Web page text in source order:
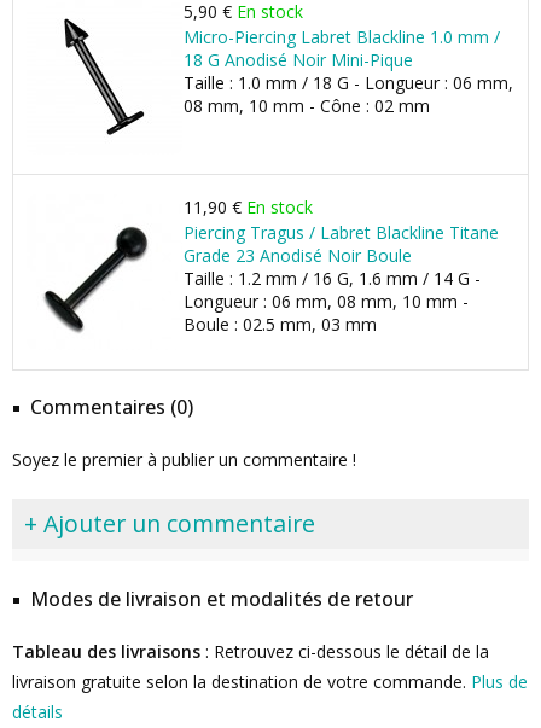
5,90 € En stock
Micro-Piercing Labret Blackline 1.0 mm /
18 G Anodisé Noir Mini-Pique
Taille : 1.0 mm / 18 G - Longueur : 06 mm,
08 mm, 10 mm - Cône : 02 mm
11,90 € En stock
Piercing Tragus / Labret Blackline Titane
Grade 23 Anodisé Noir Boule
Taille : 1.2 mm / 16 G, 1.6 mm / 14 G -
Longueur : 06 mm, 08 mm, 10 mm -
Boule : 02.5 mm, 03 mm
Commentaires (0)
Soyez le premier à publier un commentaire !
+ Ajouter un commentaire
Modes de livraison et modalités de retour
Tableau des livraisons : Retrouvez ci-dessous le détail de la
livraison gratuite selon la destination de votre commande. Plus de
détails